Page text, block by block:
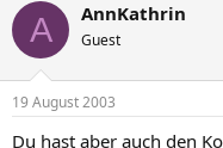
A AnnKathrin
Guest
19 August 2003
Du hast aber auch den